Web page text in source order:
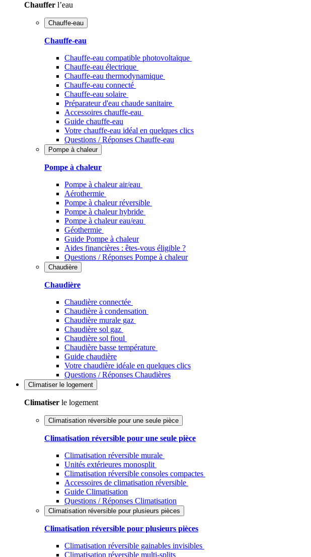
Chauffer l’eau
Chauffe-eau
Chauffe-eau
Chauffe-eau compatible photovoltaïque
Chauffe-eau électrique
Chauffe-eau thermodynamique
Chauffe-eau connecté
Chauffe-eau solaire
Préparateur d'eau chaude sanitaire
Accessoires chauffe-eau
Guide chauffe-eau
Votre chauffe-eau idéal en quelques clics
Questions / Réponses Chauffe-eau
Pompe à chaleur
Pompe à chaleur
Pompe à chaleur air/eau
Aérothermie
Pompe à chaleur réversible
Pompe à chaleur hybride
Pompe à chaleur​ eau/eau
Géothermie
Guide Pompe à chaleur
Aides financières : êtes-vous éligible ?
Questions / Réponses Pompe à chaleur
Chaudière
Chaudière
Chaudière connectée
Chaudière à condensation
Chaudière murale gaz
Chaudière sol gaz
Chaudière sol fioul
Chaudière basse température
Guide chaudière
Votre chaudière idéale en quelques clics
Questions / Réponses Chaudières
Climatiser le logement
Climatiser le logement
Climatisation réversible pour une seule pièce
Climatisation réversible pour une seule pièce
Climatisation réversible murale
Unités extérieures monosplit
Climatisation réversible consoles compactes
Accessoires de climatisation réversible
Guide Climatisation
Questions / Réponses Climatisation
Climatisation réversible pour plusieurs pièces
Climatisation réversible pour plusieurs pièces
Climatisation réversible gainables invisibles
Climatisation réversible multi-splits